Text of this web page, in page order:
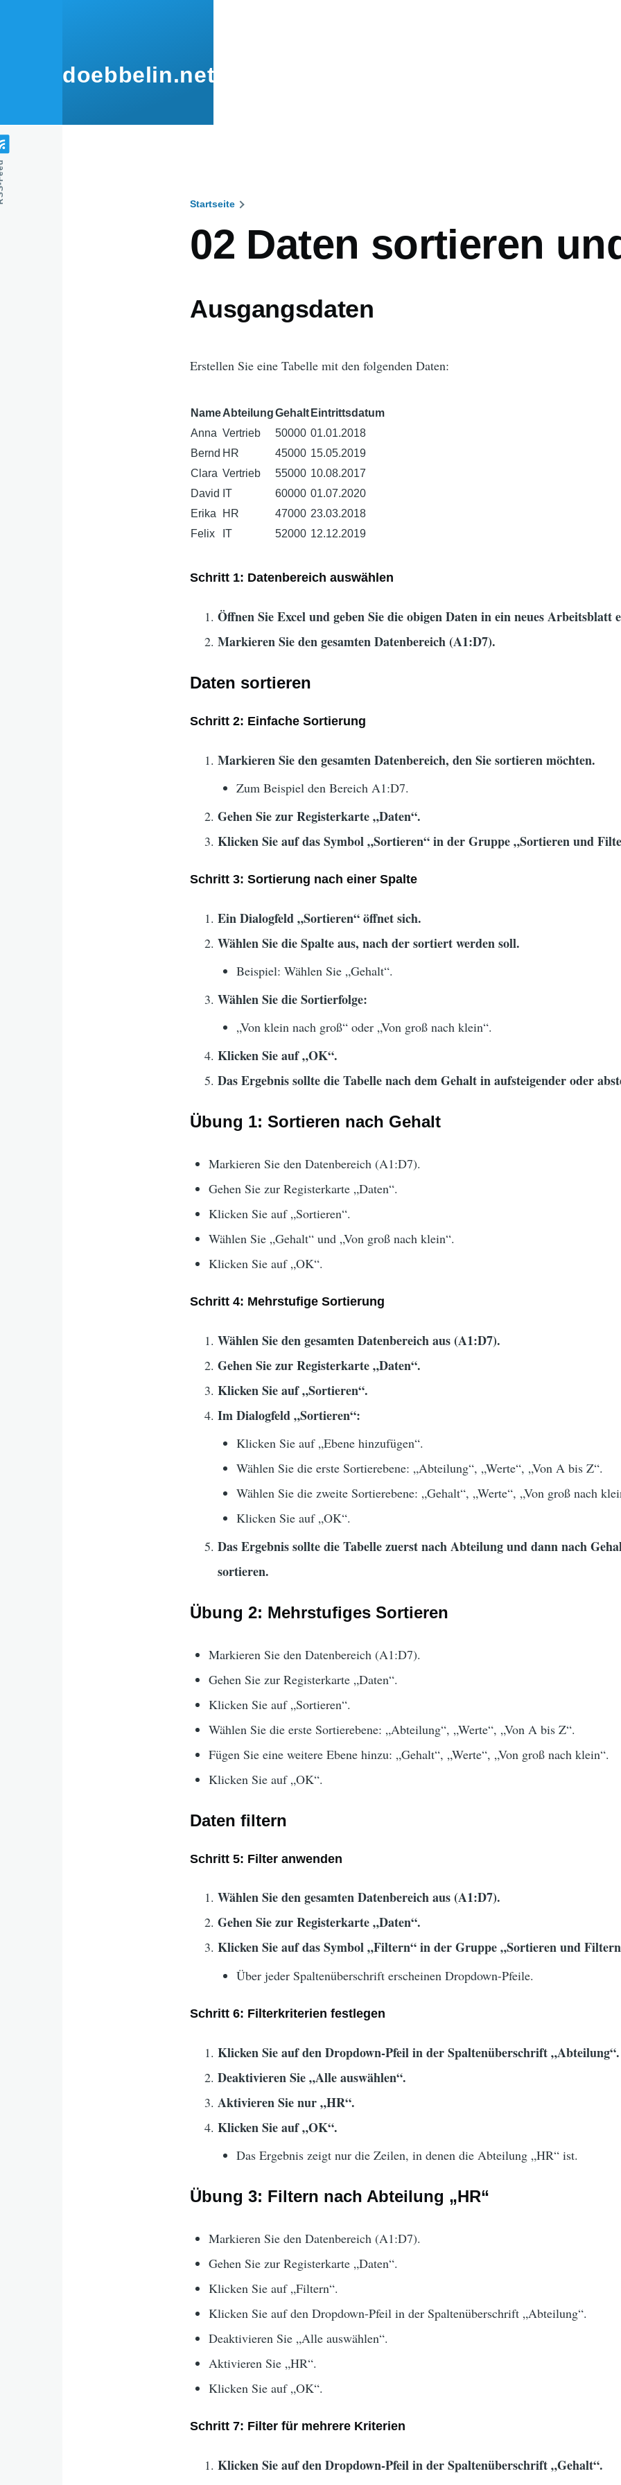
doebbelin.net
Startseite
02 Daten sortieren
Ausgangsdaten
Erstellen Sie eine Tabelle mit den folgenden Daten:
NameAbteilungGehalt Eintrittsdatum
Anna Vertrieb 50000 01.01.2018
Bernd HR 45000 15.05.2019
Clara Vertrieb 55000 10.08.2017
David IT 60000 01.07.2020
Erika
HR 47000 23.03.2018
Felix
IT 52000 12.12.2019
Schritt 1: Datenbereich auswählen
Öffnen Sie Excel und geben Sie die obigen Daten in ein neues Arbeitsblatt
Markieren Sie den gesamten Datenbereich (A1:D7).
Daten sortieren
Schritt 2: Einfache Sortierung
Markieren Sie den gesamten Datenbereich, den Sie sortieren möchten.
Zum Beispiel den Bereich A1:D7.
Gehen Sie zur Registerkarte „Daten“.
Klicken Sie auf das Symbol „Sortieren“ in der Gruppe „Sortieren und
Schritt 3: Sortierung nach einer Spalte
Ein Dialogfeld „Sortieren“ öffnet sich.
Wählen Sie die Spalte aus, nach der sortiert werden soll.
Beispiel: Wählen Sie „Gehalt“.
Wählen Sie die Sortierfolge:
„Von klein nach groß“ oder „Von groß nach klein“.
Klicken Sie auf „OK“.
Das Ergebnis sollte die Tabelle nach dem Gehalt in aufsteigender oder
Übung 1: Sortieren nach Gehalt
Markieren Sie den Datenbereich (A1:D7).
Gehen Sie zur Registerkarte „Daten“.
Klicken Sie auf „Sortieren“.
Wählen Sie „Gehalt“ und „Von groß nach klein“.
Klicken Sie auf „OK“.
Schritt 4: Mehrstufige Sortierung
Wählen Sie den gesamten Datenbereich aus (A1:D7).
Gehen Sie zur Registerkarte „Daten“.
Klicken Sie auf „Sortieren“.
Im Dialogfeld „Sortieren“:
Klicken Sie auf „Ebene hinzufügen“.
Wählen Sie die erste Sortierebene: „Abteilung“, „Werte“, „Von A bis Z“.
Wählen Sie die zweite Sortierebene: „Gehalt“, „Werte“, „Von groß nach
Klicken Sie auf „OK“.
Das Ergebnis sollte die Tabelle zuerst nach Abteilung und dann nach
sortieren.
Übung 2: Mehrstufiges Sortieren
Markieren Sie den Datenbereich (A1:D7).
Gehen Sie zur Registerkarte „Daten“.
Klicken Sie auf „Sortieren“.
Wählen Sie die erste Sortierebene: „Abteilung“, „Werte“, „Von A bis Z“.
Fügen Sie eine weitere Ebene hinzu: „Gehalt“, „Werte“, „Von groß nach klein“.
Klicken Sie auf „OK“.
Daten filtern
Schritt 5: Filter anwenden
Wählen Sie den gesamten Datenbereich aus (A1:D7).
Gehen Sie zur Registerkarte „Daten“.
Klicken Sie auf das Symbol „Filtern“ in der Gruppe „Sortieren und
Über jeder Spaltenüberschrift erscheinen Dropdown-Pfeile.
Schritt 6: Filterkriterien festlegen
Klicken Sie auf den Dropdown-Pfeil in der Spaltenüberschrift „Abteilung“.
Deaktivieren Sie „Alle auswählen“.
Aktivieren Sie nur „HR“.
Klicken Sie auf „OK“.
Das Ergebnis zeigt nur die Zeilen, in denen die Abteilung „HR“ ist.
Übung 3: Filtern nach Abteilung „HR“
Markieren Sie den Datenbereich (A1:D7).
Gehen Sie zur Registerkarte „Daten“.
Klicken Sie auf „Filtern“.
Klicken Sie auf den Dropdown-Pfeil in der Spaltenüberschrift „Abteilung“.
Deaktivieren Sie „Alle auswählen“.
Aktivieren Sie „HR“.
Klicken Sie auf „OK“.
Schritt 7: Filter für mehrere Kriterien
Klicken Sie auf den Dropdown-Pfeil in der Spaltenüberschrift „Gehalt“.